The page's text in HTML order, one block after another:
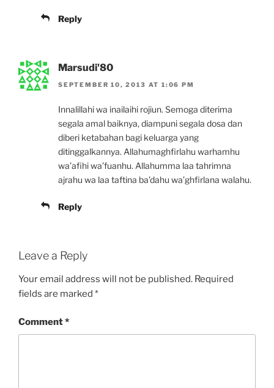
Reply
Marsudi'80
SEPTEMBER 10, 2013 AT 1:06 PM
Innalillahi wa inailaihi rojiun. Semoga diterima
segala amal baiknya, diampuni segala dosa dan
diberi ketabahan bagi keluarga yang
ditinggalkannya. Allahumaghfirlahu warhamhu
wa’afihi wa’fuanhu. Allahumma laa tahrimna
ajrahu wa laa taftina ba’dahu wa’ghfirlana walahu.
Reply
Leave a Reply
Your email address will not be published. Required
fields are marked *
Comment*